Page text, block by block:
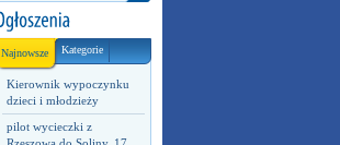
Najnowsze Kategorie
Kierownik wypoczynku
dzieci i młodzieży
pilot wycieczki z